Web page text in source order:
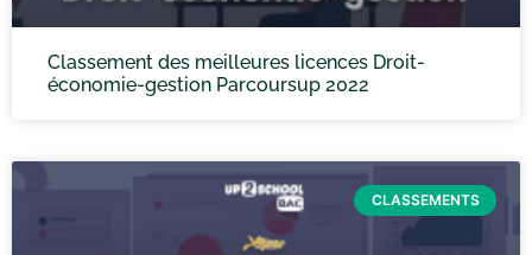
Classement des meilleures licences Droit-
économie-gestion Parcoursup 2022
CLASSEMENTS